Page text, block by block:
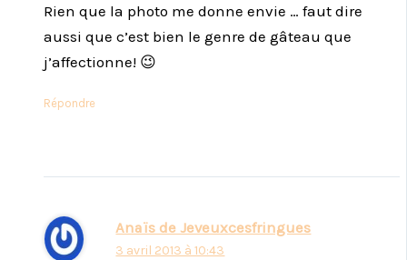
Rien que la photo me donne envie … faut dire
aussi que c’est bien le genre de gâteau que
j’affectionne! 😉
Répondre
Anaïs de Jeveuxcesfringues
3 avril 2013 à 10:43